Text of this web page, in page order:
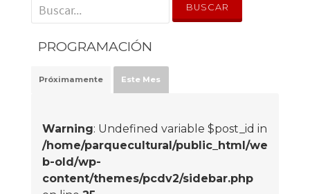
' . __('Search for:') . '
PROGRAMACIÓN
Próximamente Este Mes
Warning: Undefined variable $post_id in
/home/parquecultural/public_html/we
b-old/wp-
content/themes/pcdv2/sidebar.php